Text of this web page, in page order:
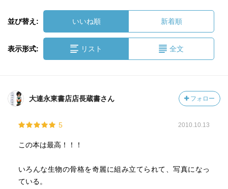
並び替え: いいね順 新着順
表示形式: リスト 全文
大連永東書店店長蔵書さん フォロー
5 2010.10.13
この本は最高！！！
いろんな生物の骨格を奇麗に組み立てられて、写真になっ
ている。